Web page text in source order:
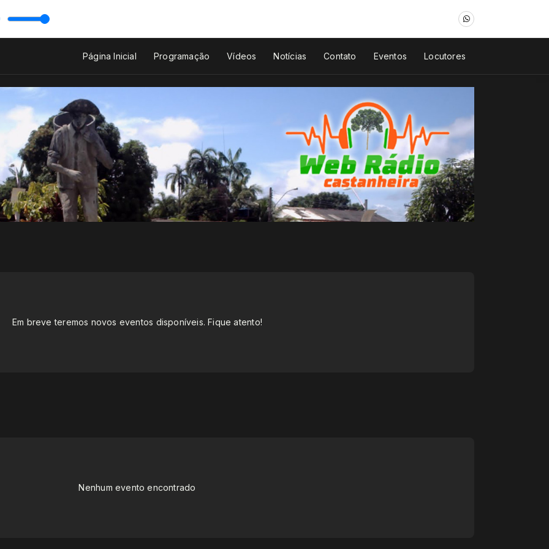
Página Inicial Programação Vídeos Notícias Contato Eventos Locutores
Em breve teremos novos eventos disponíveis. Fique atento!
Nenhum evento encontrado